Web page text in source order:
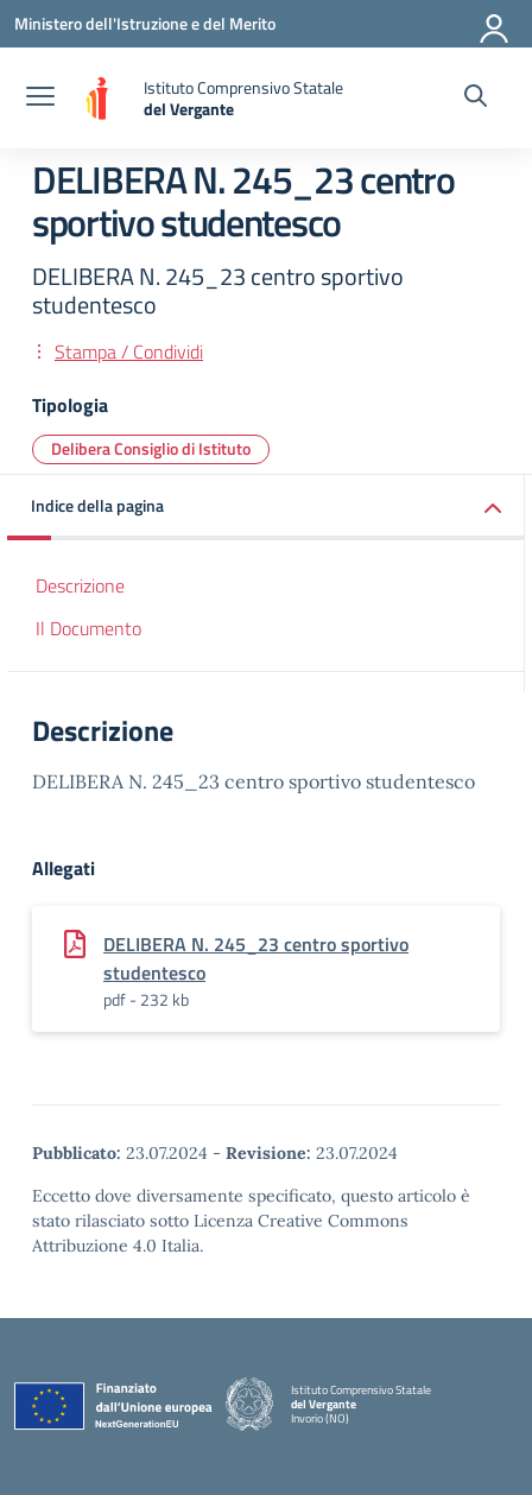
Vai ai contenuti
Vai al menu di navigazione
Vai al footer
Ministero dell'Istruzione e del Merito
Istituto Comprensivo Statale
del Vergante
— Visita la pagina iniziale della scuola
DELIBERA N. 245_23 centro
sportivo studentesco
DELIBERA N. 245_23 centro sportivo
studentesco
Stampa / Condividi
Tipologia
Delibera Consiglio di Istituto
Indice della pagina
Descrizione
Il Documento
Descrizione
DELIBERA N. 245_23 centro sportivo studentesco
Allegati
DELIBERA N. 245_23 centro sportivo
studentesco
pdf - 232 kb
Pubblicato: 23.07.2024 - Revisione: 23.07.2024
Eccetto dove diversamente specificato, questo articolo è
stato rilasciato sotto Licenza Creative Commons
Attribuzione 4.0 Italia.
Istituto Comprensivo Statale
del Vergante
Invorio (NO)